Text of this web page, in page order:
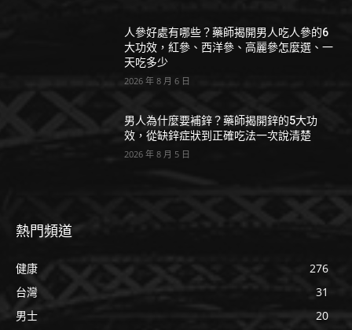
人參好處有哪些？藥師揭開男人吃人參的6
大功效，紅參、西洋參、高麗參怎麼選、一
天吃多少
2026 年 8 月 6 日
男人為什麼要補鋅？藥師揭開鋅的5大功
效，從缺鋅症狀到正確吃法一次說清楚
2026 年 8 月 5 日
熱門頻道
健康
276
台灣
31
男士
20